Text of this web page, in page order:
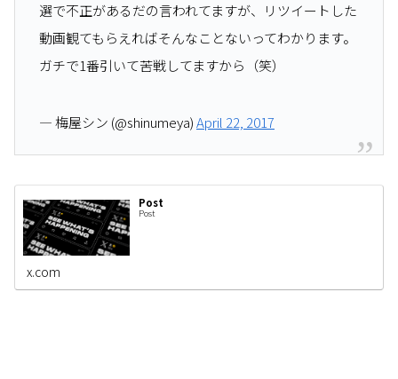
選で不正があるだの言われてますが、リツイートした
動画観てもらえればそんなことないってわかります。
ガチで1番引いて苦戦してますから（笑）
— 梅屋シン (@shinumeya)April 22, 2017
Post
Post
x.com